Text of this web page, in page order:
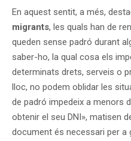
En aquest sentit, a més,
migrants, les quals han de
queden sense padró durant
saber-ho, la qual cosa els
determinats drets, serveis o
lloc, no podem oblidar les
de padró impedeix a menors
obtenir el seu DNI», matisen
document és necessari per a